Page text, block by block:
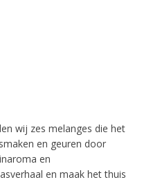
wij zes melanges die het
en geuren door
en
en maak het thuis